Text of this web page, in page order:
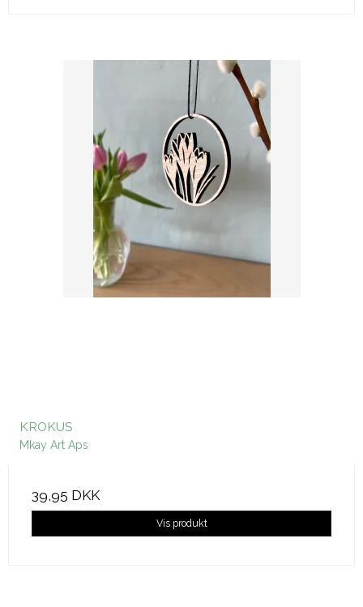
KROKUS
Mkay Art Aps
39,95 DKK
Vis produkt